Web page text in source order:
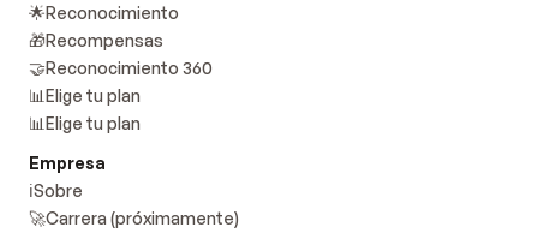
🌟Reconocimiento
🎁Recompensas
🤝Reconocimiento 360
📊Elige tu plan
📊Elige tu plan
Empresa
ℹ️Sobre
🚀Carrera (próximamente)